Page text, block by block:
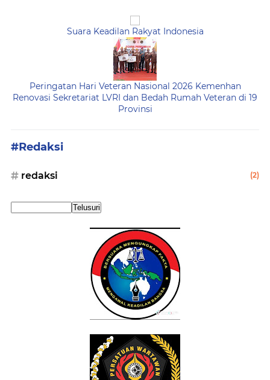
Suara Keadilan Rakyat Indonesia
Peringatan Hari Veteran Nasional 2026 Kemenhan
Renovasi Sekretariat LVRI dan Bedah Rumah Veteran di 19
Provinsi
#Redaksi
redaksi (2)